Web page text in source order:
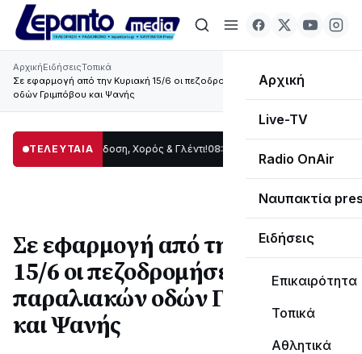
Αρχική
Live-TV
Radio OnAir
Ναυπακτία
Ειδήσεις
Επικαιρότητα
Τοπικά
Αθλητικά
ΑρχικήΕιδήσειςΤοπικά
Σε εφαρμογή από την Κυριακή 15/6 οι πεζοδρομήσεις των παραλιακών
οδών Γριμπόβου και Ψανής
ΤΕΛΕΥΤΑΙΑ
Παράδοση, Χορός & Γλέντι!08:41 ΤΟ ΠΑΡΤΥ ΣΥΝΕΧΙΖΕΤΑΙ…
Σε εφαρμογή από την Κυριακή
15/6 οι πεζοδρομήσεις των
παραλιακών οδών Γριμπόβου
και Ψανής